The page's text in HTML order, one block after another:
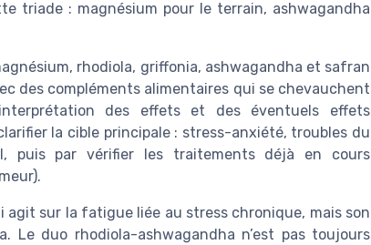
triade : magnésium pour le terrain, ashwagandha
rhodiola, griffonia, ashwagandha et safran
des compléments alimentaires qui se chevauchent
des effets et des éventuels effets
la cible principale : stress-anxiété, troubles du
puis par vérifier les traitements déjà en cours
agit sur la fatigue liée au stress chronique, mais son
Le duo rhodiola-ashwagandha n’est pas toujours